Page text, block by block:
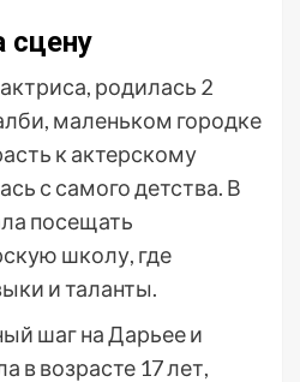
сцену
родилась 2
маленьком городке
к актерскому
с самого детства. В
посещать
школу, где
и таланты.
шаг на Дарьее и
в возрасте 17 лет,